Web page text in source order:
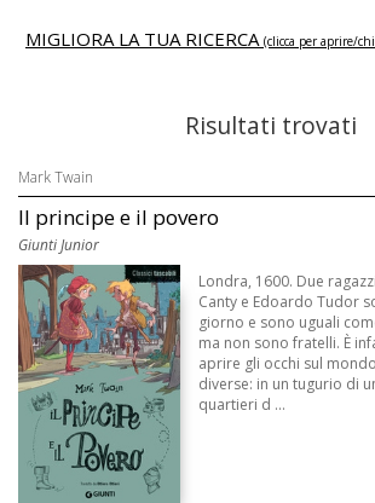
MIGLIORA LA TUA RICERCA (clicca per aprire/
Risultati trovati
Mark Twain
Il principe e il povero
Giunti Junior
Londra, 1600. Due
Canty e Edoardo Tudor
giorno e sono uguali
ma non sono fratelli. È
aprire gli occhi sul
diverse: in un tugurio di
quartieri d ...